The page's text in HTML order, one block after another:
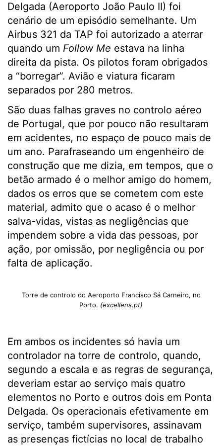
Delgada (Aeroporto João Paulo II) foi
cenário de um episódio semelhante. Um
Airbus 321 da TAP foi autorizado a aterrar
quando um Follow Me estava na linha
direita da pista. Os pilotos foram obrigados
a “borregar”. Avião e viatura ficaram
separados por 280 metros.
São duas falhas graves no controlo aéreo
de Portugal, que por pouco não resultaram
em acidentes, no espaço de pouco mais de
um ano. Parafraseando um engenheiro de
construção que me dizia, em tempos, que o
betão armado é o melhor amigo do homem,
dados os erros que se cometem com este
material, admito que o acaso é o melhor
salva-vidas, vistas as negligências que
impendem sobre a vida das pessoas, por
ação, por omissão, por negligência ou por
falta de aplicação.
Torre de controlo do Aeroporto Francisco Sá Carneiro, no
Porto. (excellens.pt)
Em ambos os incidentes só havia um
controlador na torre de controlo, quando,
segundo a escala e as regras de segurança,
deveriam estar ao serviço mais quatro
elementos no Porto e outros dois em Ponta
Delgada. Os operacionais efetivamente em
serviço, também supervisores, assinavam
as presenças fictícias no local de trabalho